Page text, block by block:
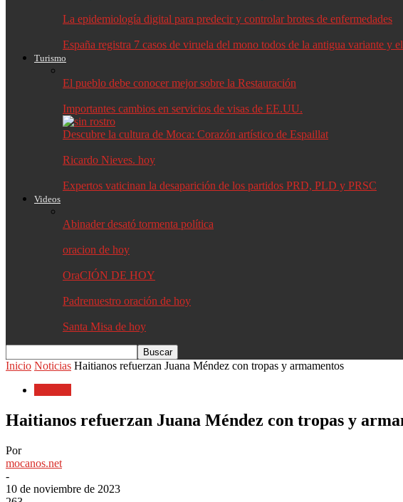
La epidemiología digital para predecir y controlar brotes de enfermedades
España registra 7 casos de viruela del mono todos de la antigua variante y
Turismo
El pueblo debe conocer mejor sobre la Restauración
Importantes cambios en servicios de visas de EE.UU.
Descubre la cultura de Moca: Corazón artístico de Espaillat
Ricardo Nieves. hoy
Expertos vaticinan la desaparición de los partidos PRD, PLD y PRSC
Videos
Abinader desató tormenta política
oracion de hoy
OraCIÓN DE HOY
Padrenuestro oración de hoy
Santa Misa de hoy
Inicio Noticias Haitianos refuerzan Juana Méndez con tropas y armamentos
Haitianos refuerzan Juana Méndez con tropas y
Por
mocanos.net
-
10 de noviembre de 2023